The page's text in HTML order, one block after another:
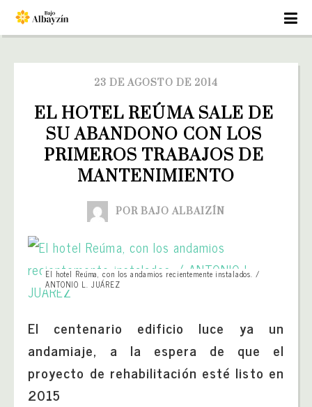
23 DE AGOSTO DE 2014
EL HOTEL REÚMA SALE DE
SU ABANDONO CON LOS
PRIMEROS TRABAJOS DE
MANTENIMIENTO
POR BAJO ALBAIZÍN
El hotel Reúma, con los andamios recientemente instalados. /
ANTONIO L. JUÁREZ
El centenario edificio luce ya un
andamiaje, a la espera de que el
proyecto de rehabilitación esté listo en
2015